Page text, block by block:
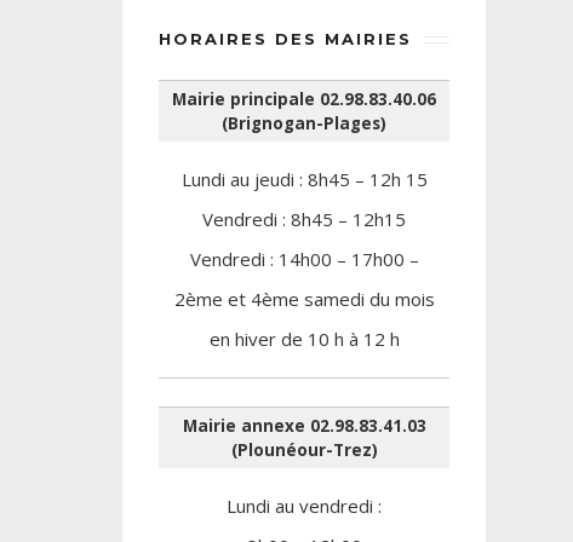
HORAIRES DES MAIRIES
Mairie principale 02.98.83.40.06
(Brignogan-Plages)
Lundi au jeudi : 8h45 – 12h 15
Vendredi : 8h45 – 12h15
Vendredi : 14h00 – 17h00 –
2ème et 4ème samedi du mois
en hiver de 10 h à 12 h
Mairie annexe 02.98.83.41.03
(Plounéour-Trez)
Lundi au vendredi :